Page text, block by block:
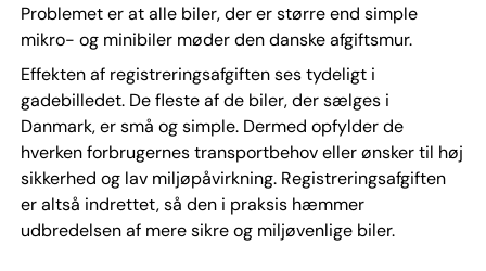
Problemet er at alle biler, der er større end simple
mikro- og minibiler møder den danske afgiftsmur.
Effekten af registreringsafgiften ses tydeligt i
gadebilledet. De fleste af de biler, der sælges i
Danmark, er små og simple. Dermed opfylder de
hverken forbrugernes transportbehov eller ønsker til høj
sikkerhed og lav miljøpåvirkning. Registreringsafgiften
er altså indrettet, så den i praksis hæmmer
udbredelsen af mere sikre og miljøvenlige biler.